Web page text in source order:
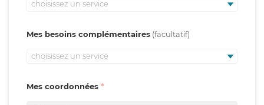
choisissez un service
Mes besoins complémentaires
choisissez un service
Mes coordonnées